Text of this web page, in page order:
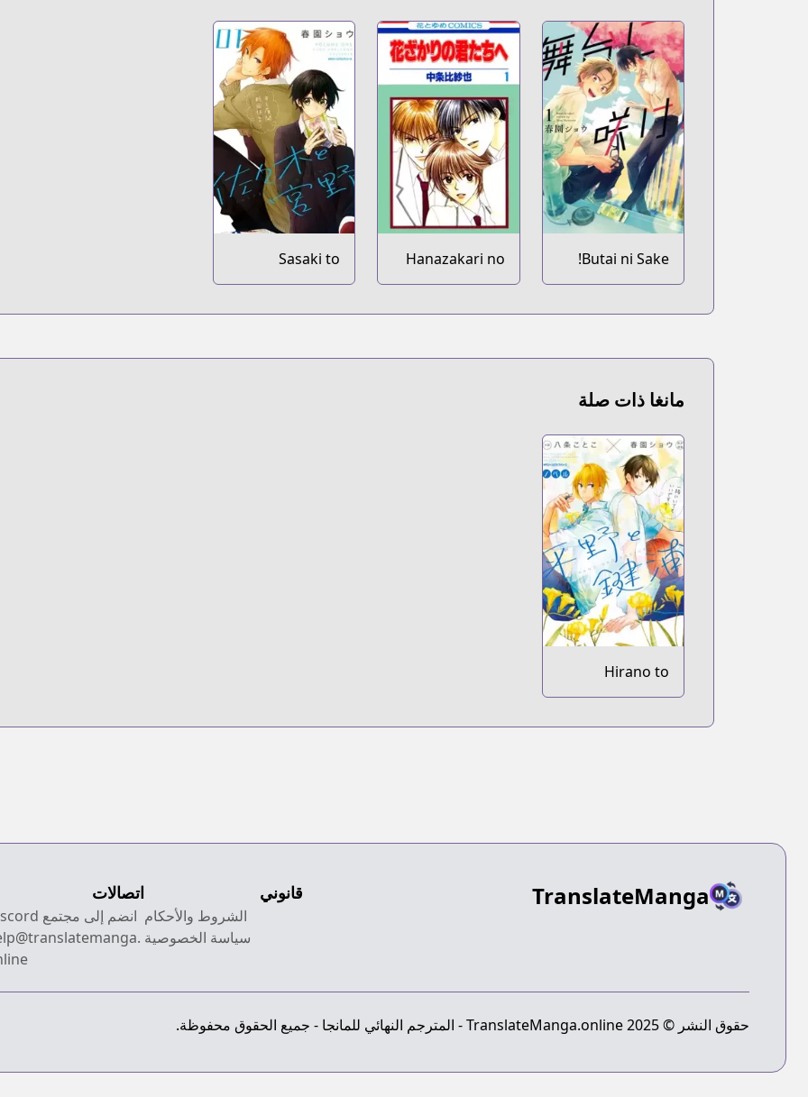
Butai ni Sake!
Hanazakari no
Kimitachi e
Sasaki to
Miyano
مانغا ذات صلة
Hirano to
Kagiura
TranslateManga قانوني
الشروط والأحكام
سياسة الخصوصية
اتصالات
انضم إلى مجتمع Discord
حقوق النشر © 2025 TranslateManga.online - المترجم النهائي للمانجا - جميع الحقوق محفوظة.